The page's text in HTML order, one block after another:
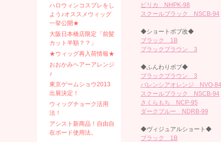
ピリカ NHPK-98
スクールブラック NSCB-94
◆ショートボブ改◆
ブラック 1B
ブラックブラウン 3
◆ふんわりボブ◆
ブラックブラウン 3
バレンシアオレンジ NVO-84
スクールブラック NSCB-94
さくらもち NCP-95
ダークブルー NDRB-99
◆ヴィジュアルショート◆
ブラック 1B
ハロウィンコスプレをし
よう♪オススメウィッグ
一挙公開★
大阪日本橋店限定「前髪
カット半額？？」
★ウィッグ再入荷情報★
おおかみヘアーアレンジ
♪
東京ゲームショウ2013
出展決定！
ウィッグチョーク活用
法！
アシスト新商品！自由自
在ボード使用法。